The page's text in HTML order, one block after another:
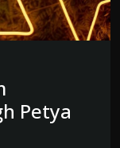
Petya